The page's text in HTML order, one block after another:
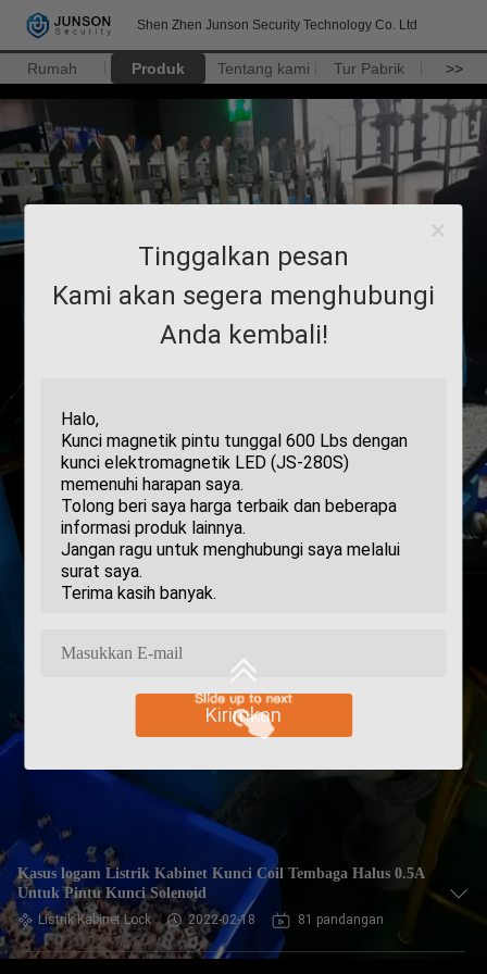
Shen Zhen Junson Security Technology Co. Ltd
Rumah Produk Tentang kami Tur Pabrik >>
Tinggalkan pesan
Kami akan segera menghubungi
Anda kembali!
Kirimkan
Kasus logam Listrik Kabinet Kunci Coil Tembaga Halus 0.5A
Untuk Pintu Kunci Solenoid
Listrik Kabinet Lock 2022-02-18 81 pandangan